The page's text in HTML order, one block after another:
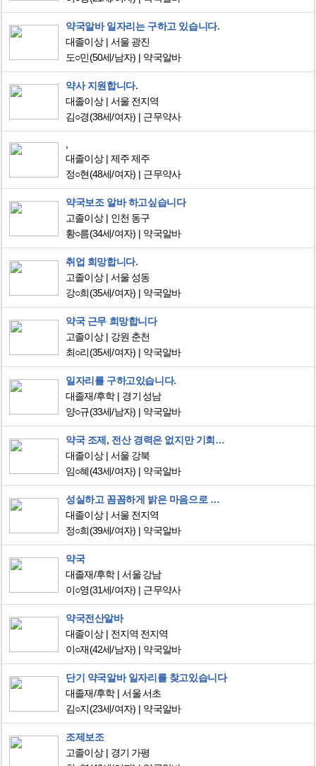
약국알바 일자리는 구하고 있습니다.
대졸이상
서울 광진
도○민(50세/남자) 약국알바
약사 지원합니다.
대졸이상
서울 전지역
김○경(38세/여자) 근무약사
,
대졸이상
제주 제주
정○현(48세/여자) 근무약사
약국보조 알바 하고싶습니다
고졸이상
인천 동구
황○름(34세/여자) 약국알바
취업 희망합니다.
고졸이상
서울 성동
강○희(35세/여자) 약국알바
약국 근무 희망합니다
고졸이상
강원 춘천
최○리(35세/여자) 약국알바
일자리를 구하고있습니다.
대졸재/후학
경기 성남
양○규(33세/남자) 약국알바
약국 조제, 전산 경력은 없지만 기회주시면 성실하고 친절하게 장기근속 자신합니다.
대졸이상
서울 강북
임○혜(43세/여자) 약국알바
성실하고 꼼꼼하게 밝은 마음으로 일하겠습니다.
대졸이상
서울 전지역
정○희(39세/여자) 약국알바
약국
대졸재/후학
서울 강남
이○영(31세/여자) 근무약사
약국전산알바
대졸이상
전지역 전지역
이○재(42세/남자) 약국알바
단기 약국알바 일자리를 찾고있습니다
대졸재/후학
서울 서초
김○지(23세/여자) 약국알바
조제보조
고졸이상
경기 가평